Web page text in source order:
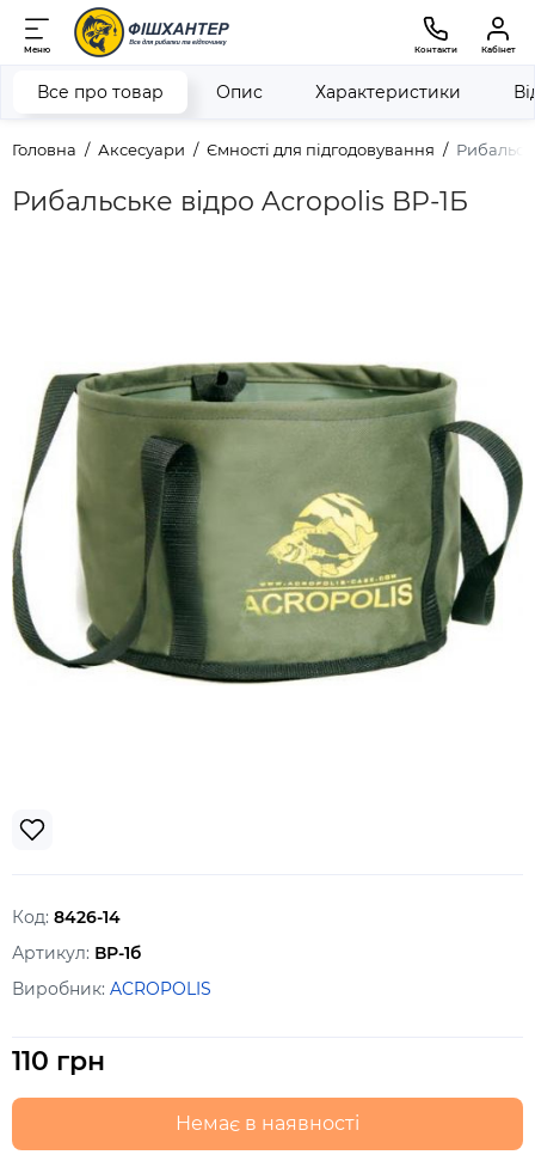
Меню Контакти Кабінет
Головна Аксесуари Ємності для підгодовування
Рибальське відро Acropolis ВР-1Б
Все про товар Опис Характеристики
Код: 8426-14
Артикул: ВР-1б
Виробник: ACROPOLIS
110 грн
Немає в наявності